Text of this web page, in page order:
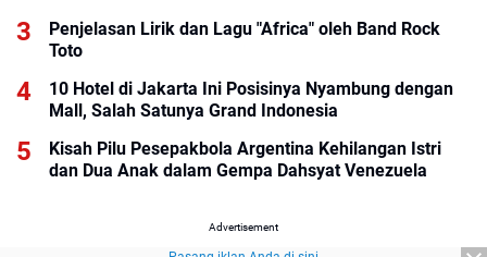
Penjelasan Lirik dan Lagu "Africa" oleh Band Rock
Toto
10 Hotel di Jakarta Ini Posisinya Nyambung dengan
Mall, Salah Satunya Grand Indonesia
Kisah Pilu Pesepakbola Argentina Kehilangan Istri
dan Dua Anak dalam Gempa Dahsyat Venezuela
Advertisement